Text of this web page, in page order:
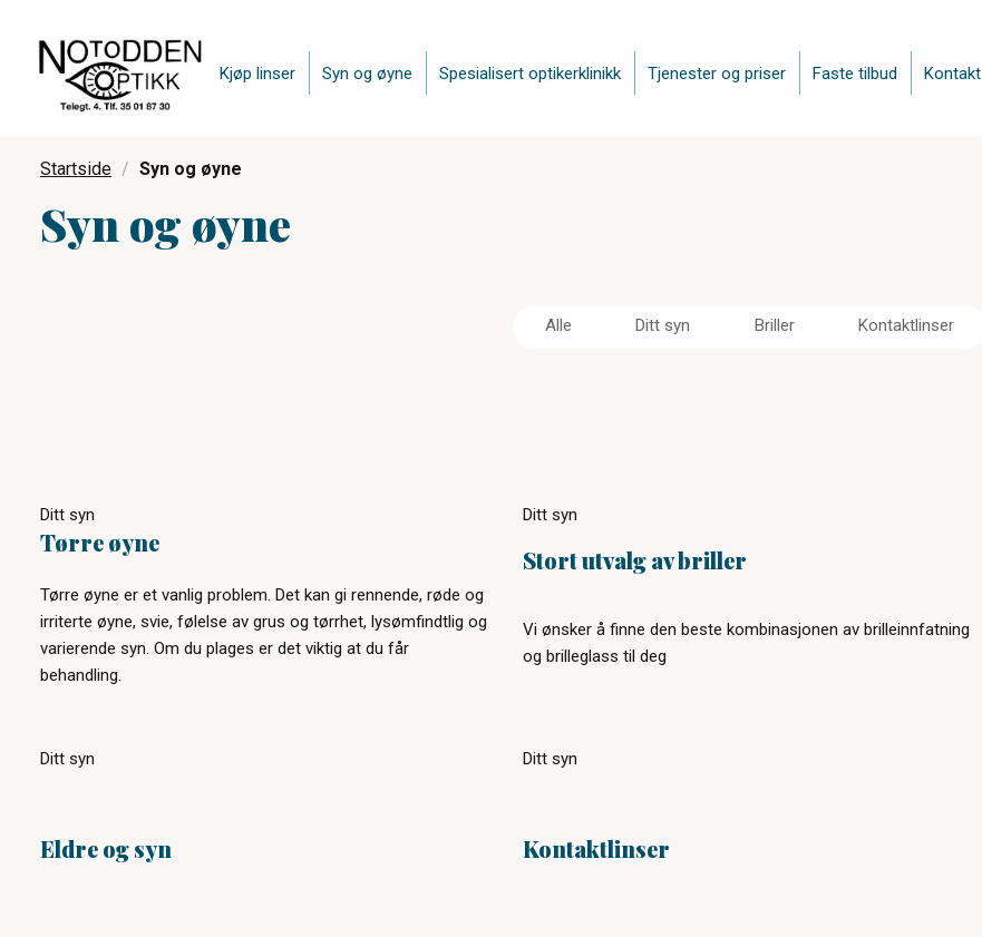
Kjøp linser Syn og øyne Spesialisert optikerklinikk Tjenester og priser Faste tilbud Kontakt
Startside Syn og øyne
Syn og øyne
Alle Ditt syn Briller Kontaktlinser
Ditt syn
Tørre øyne
Tørre øyne er et vanlig problem. Det kan gi rennende, røde og
irriterte øyne, svie, følelse av grus og tørrhet, lysømfindtlig og
varierende syn. Om du plages er det viktig at du får
behandling.
Ditt syn
Stort utvalg av briller
Vi ønsker å finne den beste kombinasjonen av brilleinnfatning
og brilleglass til deg
Ditt syn
Eldre og syn
Ditt syn
Kontaktlinser